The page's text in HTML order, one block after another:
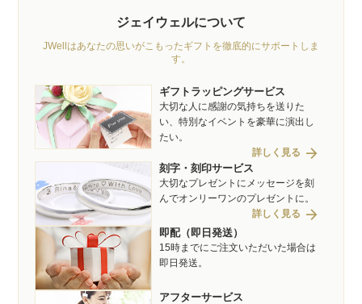
ジェイウェルについて
JWellはあなたの思いがこもったギフトを徹底的にサポートしま
す。
ギフトラッピングサービス
大切な人に感謝の気持ちを送りた
い、特別なイベントを豪華に演出し
たい。
詳しく見る arrow_forward
刻字・刻印サービス
大切なプレゼントにメッセージを刻
んでオンリーワンのプレゼントに。
詳しく見る arrow_forward
即配（即日発送）
15時までにご注文いただいた場合は
即日発送。
アフターサービス